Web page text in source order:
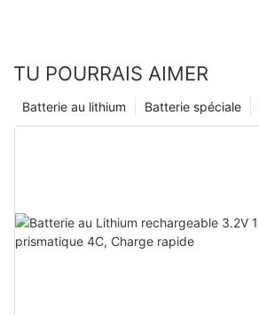
TU POURRAIS AIMER
Batterie spéciale
Batterie au lithium